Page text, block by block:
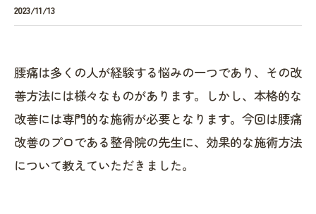
2023/11/13
腰痛は多くの人が経験する悩みの一つであり、その改
善方法には様々なものがあります。しかし、本格的な
改善には専門的な施術が必要となります。今回は腰痛
改善のプロである整骨院の先生に、効果的な施術方法
について教えていただきました。